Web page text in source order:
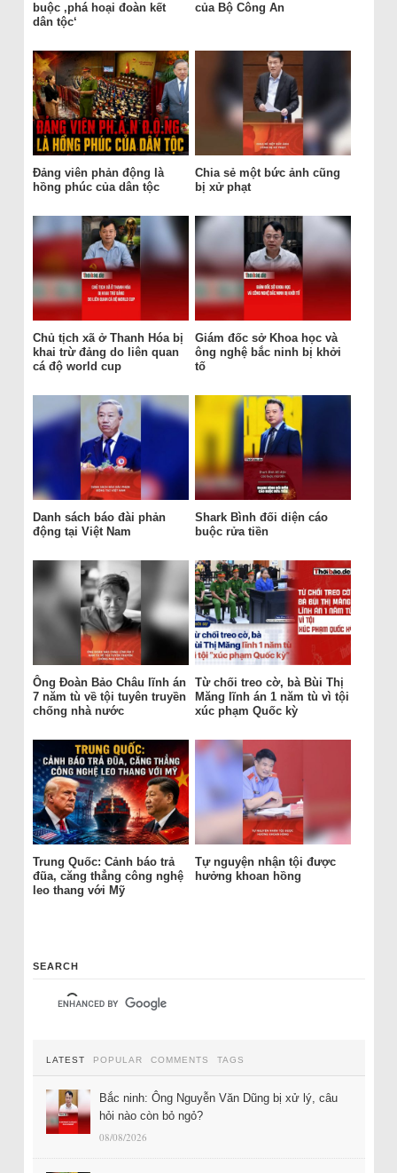
buộc ‚phá hoại đoàn kết
dân tộc‘
của Bộ Công An
Đảng viên phản động là
hồng phúc của dân tộc
Chia sẻ một bức ảnh cũng
bị xử phạt
Chủ tịch xã ở Thanh Hóa bị
khai trừ đảng do liên quan
cá độ world cup
Giám đốc sở Khoa học và
ông nghệ bắc ninh bị khởi
tố
Danh sách báo đài phản
động tại Việt Nam
Shark Bình đối diện cáo
buộc rửa tiền
Ông Đoàn Bảo Châu lĩnh án
7 năm tù về tội tuyên truyền
chống nhà nước
Từ chối treo cờ, bà Bùi Thị
Măng lĩnh án 1 năm tù vì tội
xúc phạm Quốc kỳ
Trung Quốc: Cảnh báo trả
đũa, căng thẳng công nghệ
leo thang với Mỹ
Tự nguyện nhận tội được
hưởng khoan hồng
SEARCH
LATEST POPULAR COMMENTS TAGS
Bắc ninh: Ông Nguyễn Văn Dũng bị xử lý, câu
hỏi nào còn bỏ ngỏ?
08/08/2026